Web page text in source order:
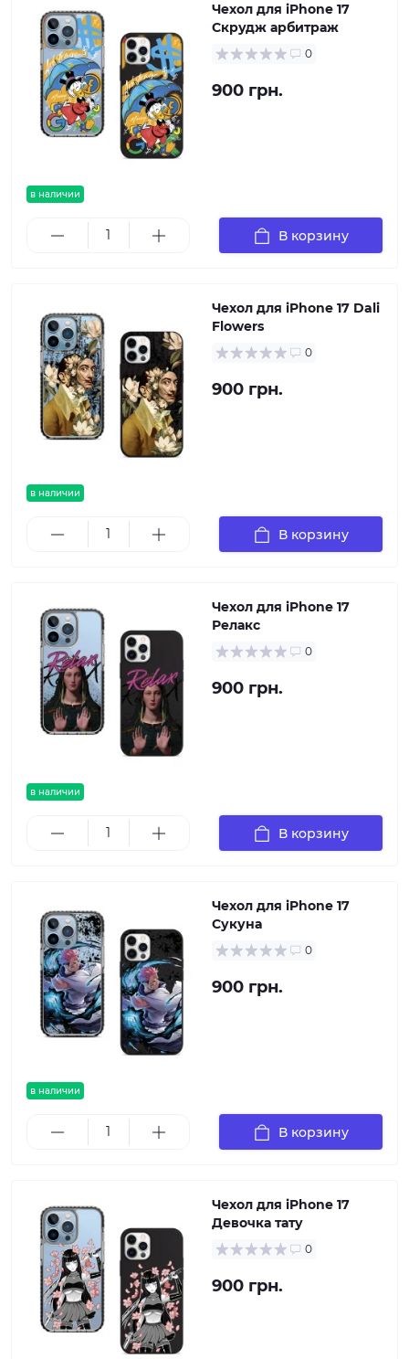
в наличии
Чехол для iPhone 17
Скрудж арбитраж
0
900 грн.
В корзину
в наличии
Чехол для iPhone 17 Dali
Flowers
0
900 грн.
В корзину
в наличии
Чехол для iPhone 17
Релакс
0
900 грн.
В корзину
в наличии
Чехол для iPhone 17
Сукуна
0
900 грн.
В корзину
Чехол для iPhone 17
Девочка тату
0
900 грн.